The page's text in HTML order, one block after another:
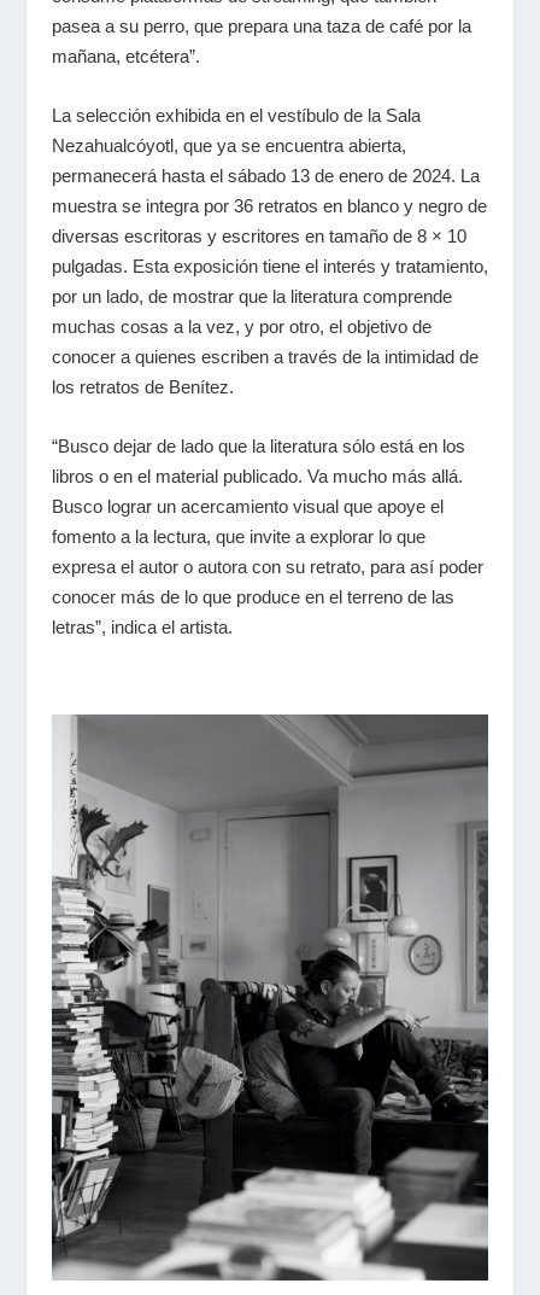
pasea a su perro, que prepara una taza de café por la
mañana, etcétera”.
La selección exhibida en el vestíbulo de la Sala
Nezahualcóyotl, que ya se encuentra abierta,
permanecerá hasta el sábado 13 de enero de 2024. La
muestra se integra por 36 retratos en blanco y negro de
diversas escritoras y escritores en tamaño de 8 × 10
pulgadas. Esta exposición tiene el interés y tratamiento,
por un lado, de mostrar que la literatura comprende
muchas cosas a la vez, y por otro, el objetivo de
conocer a quienes escriben a través de la intimidad de
los retratos de Benítez.
“Busco dejar de lado que la literatura sólo está en los
libros o en el material publicado. Va mucho más allá.
Busco lograr un acercamiento visual que apoye el
fomento a la lectura, que invite a explorar lo que
expresa el autor o autora con su retrato, para así poder
conocer más de lo que produce en el terreno de las
letras”, indica el artista.